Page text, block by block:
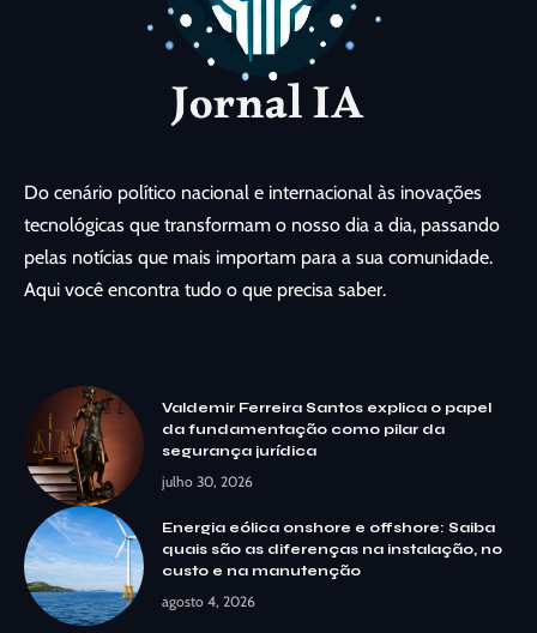
Do cenário político nacional e internacional às inovações
tecnológicas que transformam o nosso dia a dia, passando
pelas notícias que mais importam para a sua comunidade.
Aqui você encontra tudo o que precisa saber.
Valdemir Ferreira Santos explica o papel
da fundamentação como pilar da
segurança jurídica
julho 30, 2026
Energia eólica onshore e offshore: Saiba
quais são as diferenças na instalação, no
custo e na manutenção
agosto 4, 2026